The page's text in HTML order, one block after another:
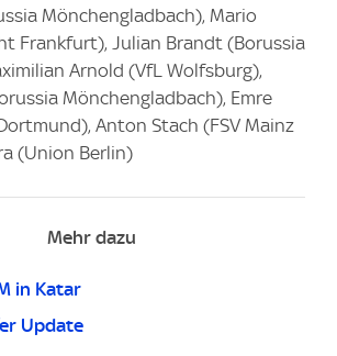
Mönchengladbach), Mario
Frankfurt), Julian Brandt (Borussia
Arnold (VfL Wolfsburg),
Mönchengladbach), Emre
Anton Stach (FSV Mainz
(Union Berlin)
Mehr dazu
in Katar
Update